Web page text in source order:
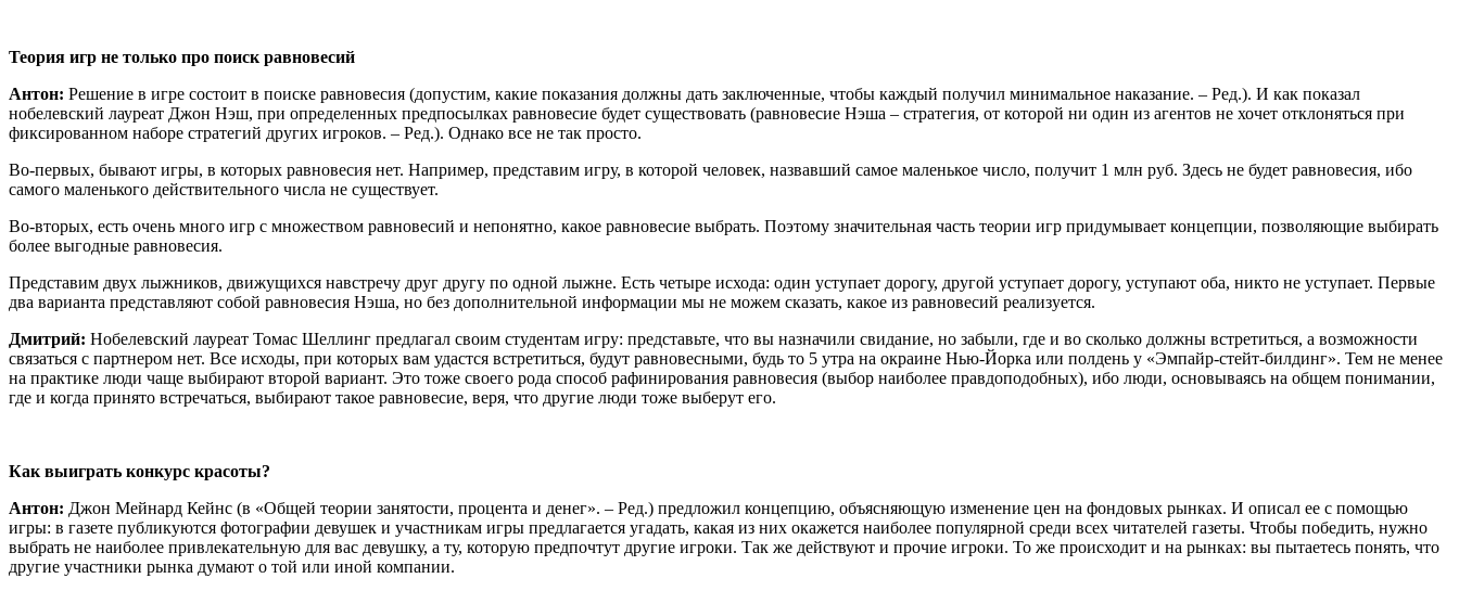
Теория игр не только про поиск равновесий
Антон: Решение в игре состоит в поиске равновесия (допустим, какие показания должны дать заключенные, чтобы каждый получил минимальное наказание. – Ред.). И как показал
нобелевский лауреат Джон Нэш, при определенных предпосылках равновесие будет существовать (равновесие Нэша – стратегия, от которой ни один из агентов не хочет отклоняться при
фиксированном наборе стратегий других игроков. – Ред.). Однако все не так просто.
Во-первых, бывают игры, в которых равновесия нет. Например, представим игру, в которой человек, назвавший самое маленькое число, получит 1 млн руб. Здесь не будет равновесия, ибо
самого маленького действительного числа не существует.
Во-вторых, есть очень много игр с множеством равновесий и непонятно, какое равновесие выбрать. Поэтому значительная часть теории игр придумывает концепции, позволяющие выбирать
более выгодные равновесия.
Представим двух лыжников, движущихся навстречу друг другу по одной лыжне. Есть четыре исхода: один уступает дорогу, другой уступает дорогу, уступают оба, никто не уступает. Первые
два варианта представляют собой равновесия Нэша, но без дополнительной информации мы не можем сказать, какое из равновесий реализуется.
Дмитрий: Нобелевский лауреат Томас Шеллинг предлагал своим студентам игру: представьте, что вы назначили свидание, но забыли, где и во сколько должны встретиться, а возможности
связаться с партнером нет. Все исходы, при которых вам удастся встретиться, будут равновесными, будь то 5 утра на окраине Нью-Йорка или полдень у «Эмпайр-стейт-билдинг». Тем не менее
на практике люди чаще выбирают второй вариант. Это тоже своего рода способ рафинирования равновесия (выбор наиболее правдоподобных), ибо люди, основываясь на общем понимании,
где и когда принято встречаться, выбирают такое равновесие, веря, что другие люди тоже выберут его.
Как выиграть конкурс красоты?
Антон: Джон Мейнард Кейнс (в «Общей теории занятости, процента и денег». – Ред.) предложил концепцию, объясняющую изменение цен на фондовых рынках. И описал ее с помощью
игры: в газете публикуются фотографии девушек и участникам игры предлагается угадать, какая из них окажется наиболее популярной среди всех читателей газеты. Чтобы победить, нужно
выбрать не наиболее привлекательную для вас девушку, а ту, которую предпочтут другие игроки. Так же действуют и прочие игроки. То же происходит и на рынках: вы пытаетесь понять, что
другие участники рынка думают о той или иной компании.